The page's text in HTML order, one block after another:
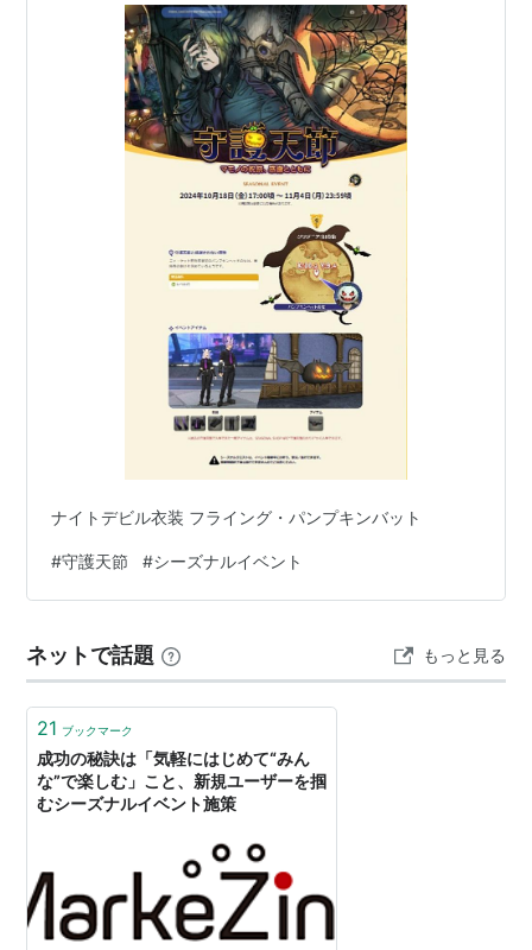
ナイトデビル衣装 フライング・パンプキンバット
#守護天節 #シーズナルイベント
ネットで話題 もっと見る
21 ブックマーク
成功の秘訣は「気軽にはじめて“みん
な”で楽しむ」こと、新規ユーザーを掴
むシーズナルイベント施策